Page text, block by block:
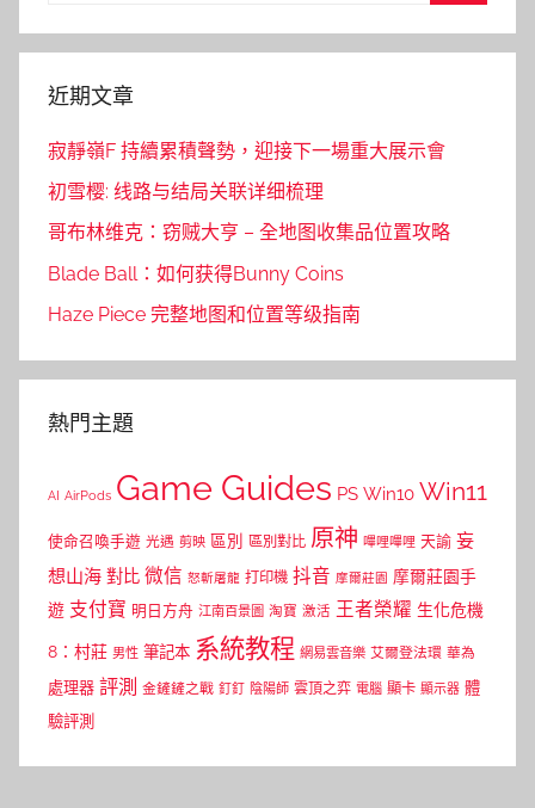
近期文章
寂靜嶺F 持續累積聲勢，迎接下一場重大展示會
初雪樱: 线路与结局关联详细梳理
哥布林维克：窃贼大亨 – 全地图收集品位置攻略
Blade Ball：如何获得Bunny Coins
Haze Piece 完整地图和位置等级指南
熱門主題
AI AirPods Game Guides PS Win10 Win11
使命召喚手遊 光遇 剪映 區別 區別對比 原神 嗶哩嗶哩 天諭 妄
想山海 對比 微信 怒斬屠龍 打印機 抖音 摩爾莊園 摩爾莊園手
遊 支付寶 明日方舟 江南百景圖 淘寶 激活 王者榮耀 生化危機
8：村莊 男性 筆記本 系統教程 網易雲音樂 艾爾登法環 華為
處理器 評測 金鏟鏟之戰 釘釘 陰陽師 雲頂之弈 電腦 顯卡 顯示器 體
驗評測